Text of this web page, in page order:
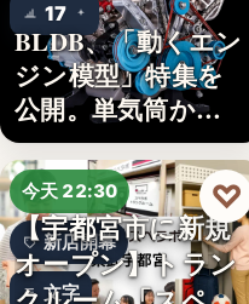
17
BLDB、「動くエン
ジン模型」特集を
公開。単気筒から
V8…
今天 22:30
新店開幕
文字
【宇都宮市に新規
オープン】トラン
♡